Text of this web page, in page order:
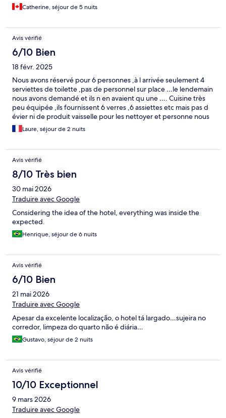
Catherine, séjour de 5 nuits
Avis vérifié
6/10 Bien
18 févr. 2025
Nous avons réservé pour 6 personnes ,à l arrivée seulement 4
serviettes de toilette ,pas de personnel sur place …le lendemain
nous avons demandé et ils n en avaient qu une …. Cuisine très
peu équipée ,ils fournissent 6 verres ,6 assiettes etc mais pas d
évier ni de produit vaisselle pour les nettoyer et personne nous
les change durant le séjour c est catastrophique … Hôtel assez
bruyant
Laure, séjour de 2 nuits
Avis vérifié
8/10 Très bien
30 mai 2026
Traduire avec Google
Considering the idea of the hotel, everything was inside the
expected.
Henrique, séjour de 6 nuits
Avis vérifié
6/10 Bien
21 mai 2026
Traduire avec Google
Apesar da excelente localização, o hotel tá largado…sujeira no
corredor, limpeza do quarto não é diária…
Gustavo, séjour de 2 nuits
Avis vérifié
10/10 Exceptionnel
9 mars 2026
Traduire avec Google